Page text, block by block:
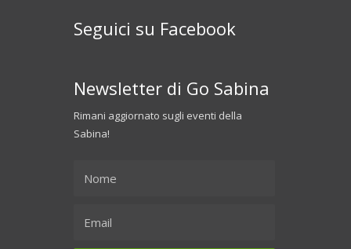
Seguici su Facebook
Newsletter di Go Sabina
Rimani aggiornato sugli eventi della
Sabina!